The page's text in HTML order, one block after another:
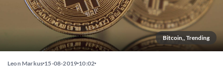
Bitcoin,, Trending
Leon Markus 15-08-2019 10:02